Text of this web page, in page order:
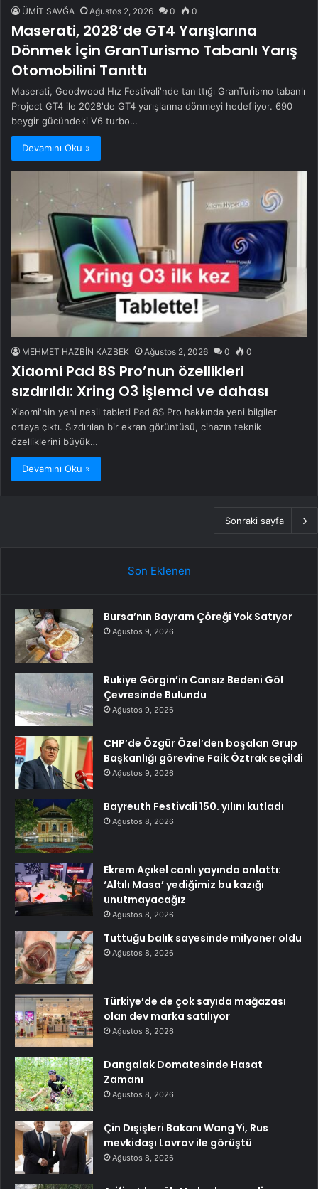
ÜMİT SAVĞA Ağustos 2, 2026 0 0
Maserati, 2028’de GT4 Yarışlarına
Dönmek İçin GranTurismo Tabanlı Yarış
Otomobilini Tanıttı
Maserati, Goodwood Hız Festivali'nde tanıttığı GranTurismo tabanlı
Project GT4 ile 2028'de GT4 yarışlarına dönmeyi hedefliyor. 690
beygir gücündeki V6 turbo…
Devamını Oku »
MEHMET HAZBİN KAZBEK Ağustos 2, 2026 0 0
Xiaomi Pad 8S Pro’nun özellikleri
sızdırıldı: Xring O3 işlemci ve dahası
Xiaomi'nin yeni nesil tableti Pad 8S Pro hakkında yeni bilgiler
ortaya çıktı. Sızdırılan bir ekran görüntüsü, cihazın teknik
özelliklerini büyük…
Devamını Oku »
Sonraki sayfa
Son Eklenen
Bursa’nın Bayram Çöreği Yok Satıyor
Ağustos 9, 2026
Rukiye Görgin’in Cansız Bedeni Göl
Çevresinde Bulundu
Ağustos 9, 2026
CHP’de Özgür Özel’den boşalan Grup
Başkanlığı görevine Faik Öztrak seçildi
Ağustos 9, 2026
Bayreuth Festivali 150. yılını kutladı
Ağustos 8, 2026
Ekrem Açıkel canlı yayında anlattı:
‘Altılı Masa’ yediğimiz bu kazığı
unutmayacağız
Ağustos 8, 2026
Tuttuğu balık sayesinde milyoner oldu
Ağustos 8, 2026
Türkiye’de de çok sayıda mağazası
olan dev marka satılıyor
Ağustos 8, 2026
Dangalak Domatesinde Hasat
Zamanı
Ağustos 8, 2026
Çin Dışişleri Bakanı Wang Yi, Rus
mevkidaşı Lavrov ile görüştü
Ağustos 8, 2026